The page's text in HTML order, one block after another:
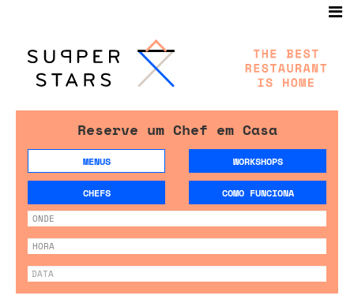
Reserve um Chef em Casa
MENUS WORKSHOPS
CHEFS COMO FUNCIONA